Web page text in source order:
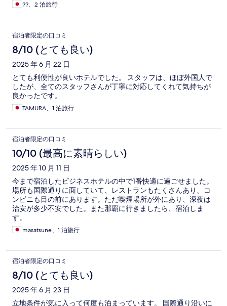
??、2 泊旅行
宿泊者限定の口コミ
8/10 (とても良い)
2025 年 6 月 22 日
とても利便性が良いホテルでした。 スタッフは、ほぼ外国人で
したが、全てのスタッフさんが丁寧に対応してくれて気持ちが
良かったです。
TAMURA、1 泊旅行
宿泊者限定の口コミ
10/10 (最高に素晴らしい)
2025 年 10 月 11 日
今まで宿泊したビジネスホテルの中で1番快適に過ごせました。
場所も国際通りに面していて、レストランもたくさんあり、コ
ンビニも目の前にあります。ただ喫煙場所が外にあり、深夜は
治安が多少不安でした。また那覇に行きましたら、宿泊しま
す。
masatsune、1 泊旅行
宿泊者限定の口コミ
8/10 (とても良い)
2025 年 6 月 23 日
立地条件が気に入って何度も泊まっています。 国際通り沿いに